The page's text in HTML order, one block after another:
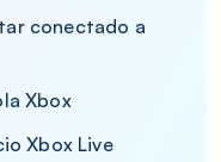
conectado a
Xbox
Xbox Live